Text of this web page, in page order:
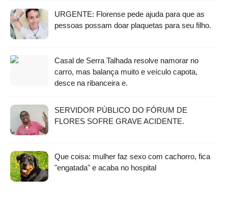
URGENTE: Florense pede ajuda para que as
pessoas possam doar plaquetas para seu filho.
Casal de Serra Talhada resolve namorar no
carro, mas balança muito e veículo capota,
desce na ribanceira e.
SERVIDOR PÚBLICO DO FÓRUM DE
FLORES SOFRE GRAVE ACIDENTE.
Que coisa: mulher faz sexo com cachorro, fica
"engatada" e acaba no hospital